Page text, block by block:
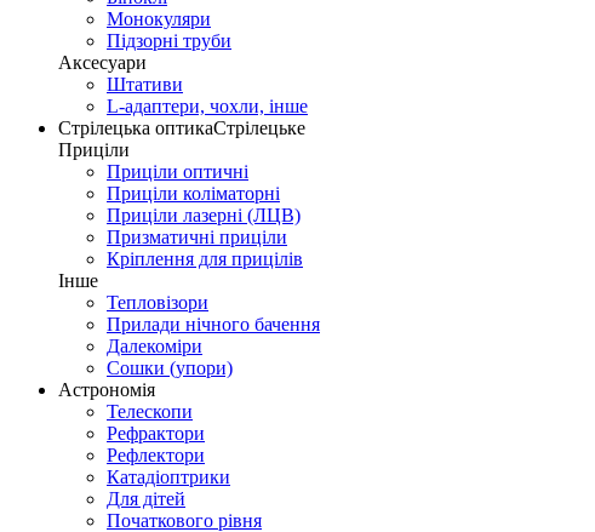
Монокуляри
Підзорні труби
Аксесуари
Штативи
L-адаптери, чохли, інше
Стрілецька оптикаСтрілецьке
Приціли
Приціли оптичні
Приціли коліматорні
Приціли лазерні (ЛЦВ)
Призматичні приціли
Кріплення для прицілів
Інше
Тепловізори
Прилади нічного бачення
Далекоміри
Сошки (упори)
Астрономія
Телескопи
Рефрактори
Рефлектори
Катадіоптрики
Для дітей
Початкового рівня